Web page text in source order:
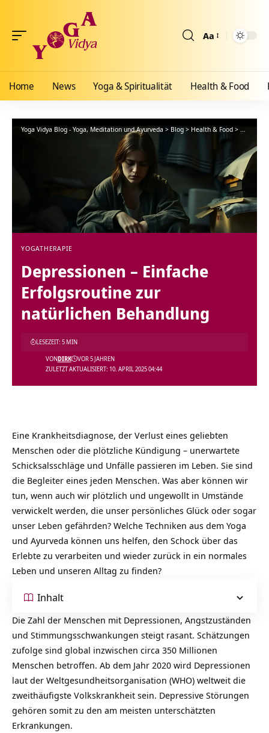
Aa
Home News Yoga & Spiritualität Health & Food
Yoga Vidya Blog - Yoga, Meditation und Ayurveda > Blog> Health & Food >
YOGATHERAPIE
Depressionen – Einfache
Erfolgsroutine zur
natürlichen Behandlung
ZULETZT AKTUALISIERT: 10. APRIL 2025 04:44
VONDIRK VOR 5 JAHREN
LESEZEIT: 5 MIN
Eine Krankheitsdiagnose, der Verlust eines geliebten
Menschen oder die plötzliche Kündigung – unerwartete
Schicksalsschläge und Unfälle passieren im Leben. Sie sind
die Begleiter eines jeden Menschen. Was aber können wir
tun, wenn auch wir plötzlich und ungewollt in Umstände
verwickelt werden, die unser persönliches Glück oder sogar
unser Leben gefährden? Welche Techniken aus dem Yoga
und Ayurveda können uns helfen, den Schock über das
Erlebte zu verarbeiten und wieder zurück in ein normales
Leben und unseren Alltag zu finden?
Inhalt
Die Zahl der Menschen mit Depressionen, Angstzuständen
und Stimmungsschwankungen steigt rasant. Schätzungen
zufolge sind global inzwischen circa 350 Millionen
Menschen betroffen. Ab dem Jahr 2020 wird Depressionen
laut der Weltgesundheitsorganisation (WHO) weltweit die
zweithäufigste Volkskrankheit sein. Depressive Störungen
gehören somit zu den am meisten unterschätzten
Erkrankungen.